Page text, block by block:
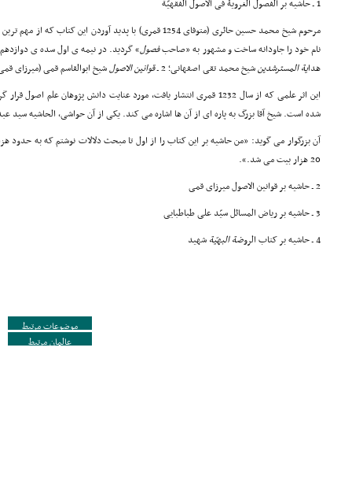
1 ـ حاشیه بر الفصول الغرویۀ فی الاصول الفقهیّة
مرحوم شیخ محمد حسین حائری (متوفای 1254 قمری) با پدید
نام خود را جاودانه ساخت و مشهور به «صاحبفصول
هدایة المسترشدینشیخ محمد تقی اصفهانی؛ 2 ـ قوانین الاصولشیخ ابوالقاسم قمی (میرزای
این اثر علمی که از سال 1232 قمری انتشار یافت، مورد عنایت دانش پژوهان
شده است. شیخ آقا بزرگ به پاره ای از آن ها اشاره می کند. یکی از آن حواشی، الحاشیه سید
آن بزرگوار می گوید: «من حاشیه بر این کتاب را از اول تا مبحث دلالات نوشتم که به حدود
20 هزار بیت می شد.».
2 ـ حاشیه بر قوانین الاصول میرزای قمی
3 ـ حاشیه بر ریاض المسائل سیّد علی طباطبایی
4 ـ حاشیه بر کتاب الرو
ضة البهیّة شهید
موضوعات مرتبط
عالمان مرتبط